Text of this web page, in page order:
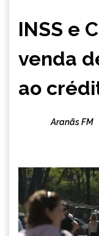
NOTÍCIAS
INSS e
venda
ao
Aranãs FM